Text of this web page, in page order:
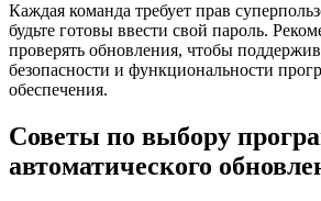
Каждая команда требует прав
будьте готовы ввести свой пароль.
проверять обновления, чтобы
безопасности и функциональности
обеспечения.
Советы по выбору
автоматического